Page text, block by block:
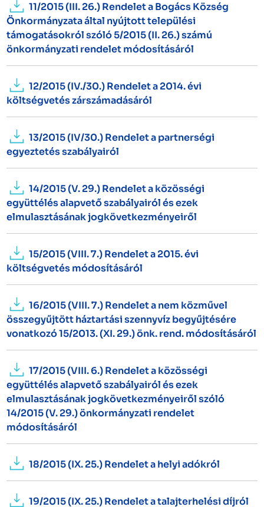
11/2015 (III. 26.) Rendelet a Bogács Község
Önkormányzata által nyújtott települési
támogatásokról szóló 5/2015 (II. 26.) számú
önkormányzati rendelet módosításáról
12/2015 (IV./30.) Rendelet a 2014. évi
költségvetés zárszámadásáról
13/2015 (IV/30.) Rendelet a partnerségi
egyeztetés szabályairól
14/2015 (V. 29.) Rendelet a közösségi
együttélés alapvető szabályairól és ezek
elmulasztásának jogkövetkezményeiről
15/2015 (VIII. 7.) Rendelet a 2015. évi
költségvetés módosításáról
16/2015 (VIII. 7.) Rendelet a nem közművel
összegyűjtött háztartási szennyvíz begyűjtésére
vonatkozó 15/2013. (XI. 29.) önk. rend. módosításáról
17/2015 (VIII. 6.) Rendelet a közösségi
együttélés alapvető szabályairól és ezek
elmulasztásának jogkövetkezményeiről szóló
14/2015 (V. 29.) önkormányzati rendelet
módosításáról
18/2015 (IX. 25.) Rendelet a helyi adókról
19/2015 (IX. 25.) Rendelet a talajterhelési díjról